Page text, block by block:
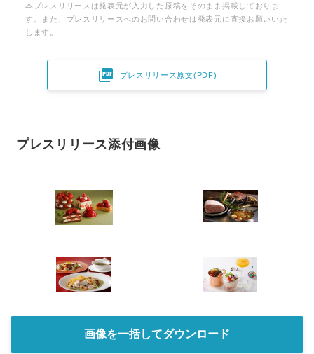
本プレスリリースは発表元が入力した原稿をそのまま掲載しておりま
す。また、プレスリリースへのお問い合わせは発表元に直接お願いいた
します。
 プレスリリース原文(PDF)
プレスリリース添付画像
画像を一括してダウンロード